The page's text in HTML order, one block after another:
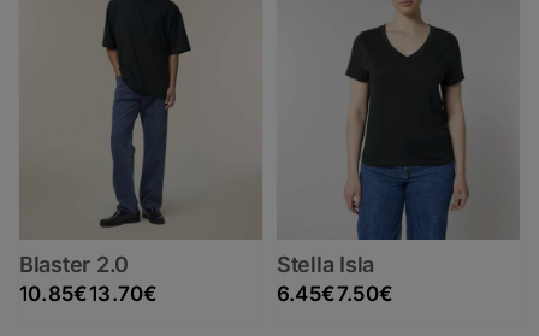
Blaster 2.0
10.85€13.70€
Stella Isla
6.45€7.50€